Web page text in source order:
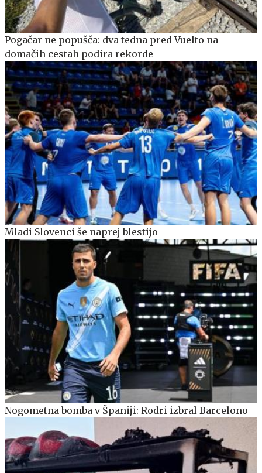
Pogačar ne popušča: dva tedna pred Vuelto na
domačih cestah podira rekorde
Mladi Slovenci še naprej blestijo
Nogometna bomba v Španiji: Rodri izbral Barcelono